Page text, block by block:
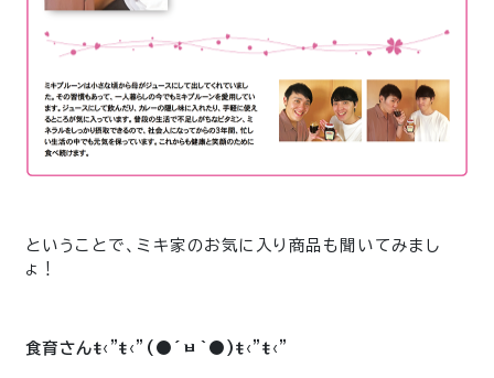
ということで、ミキ家のお気に入り商品も聞いてみまし
ょ！
食育さんŧ‹”ŧ‹”(●´ㅂ`●)ŧ‹”ŧ‹”